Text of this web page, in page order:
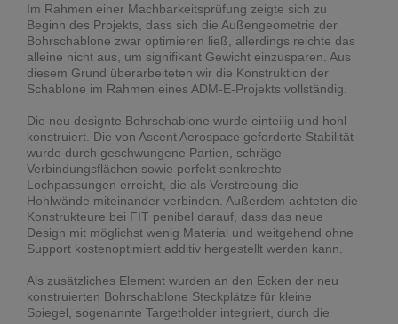
Im Rahmen einer Machbarkeitsprüfung zeigte sich zu
Beginn des Projekts, dass sich die Außengeometrie der
Bohrschablone zwar optimieren ließ, allerdings reichte das
alleine nicht aus, um signifikant Gewicht einzusparen. Aus
diesem Grund überarbeiteten wir die Konstruktion der
Schablone im Rahmen eines ADM-E-Projekts vollständig.
Die neu designte Bohrschablone wurde einteilig und hohl
konstruiert. Die von Ascent Aerospace geforderte Stabilität
wurde durch geschwungene Partien, schräge
Verbindungsflächen sowie perfekt senkrechte
Lochpassungen erreicht, die als Verstrebung die
Hohlwände miteinander verbinden. Außerdem achteten die
Konstrukteure bei FIT penibel darauf, dass das neue
Design mit möglichst wenig Material und weitgehend ohne
Support kostenoptimiert additiv hergestellt werden kann.
Als zusätzliches Element wurden an den Ecken der neu
konstruierten Bohrschablone Steckplätze für kleine
Spiegel, sogenannte Targetholder integriert, durch die